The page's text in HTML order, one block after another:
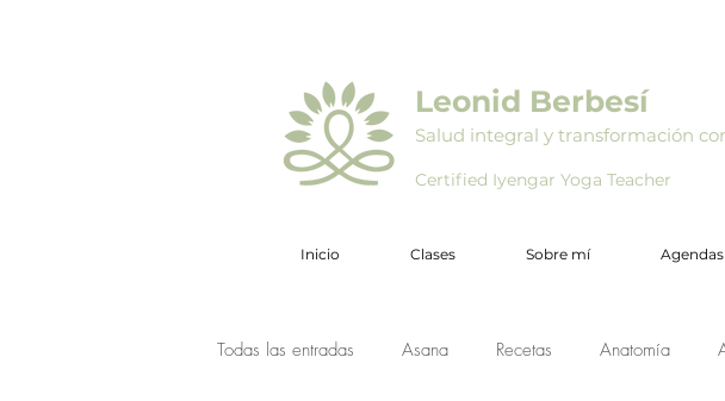
Leonid Berbesí
Certified Iyengar Yoga Teacher
Salud integral y transformación
Inicio Clases Sobre mí Agendas
Todas las entradas Asana Recetas Anatomía